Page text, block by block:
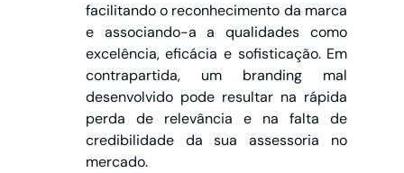
facilitando o reconhecimento da marca
e associando-a a qualidades como
excelência, eficácia e sofisticação. Em
contrapartida, um branding mal
desenvolvido pode resultar na rápida
perda de relevância e na falta de
credibilidade da sua assessoria no
mercado.